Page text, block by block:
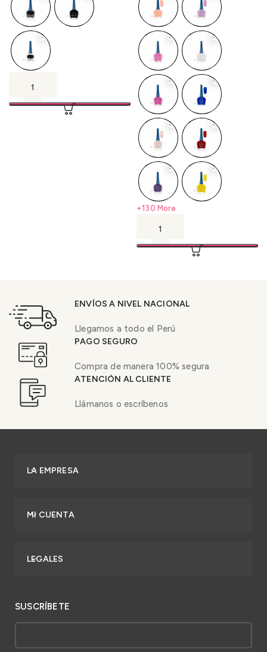
+130 More
ENVÍOS A NIVEL NACIONAL
Llegamos a todo el Perú
PAGO SEGURO
Compra de manera 100% segura
ATENCIÓN AL CLIENTE
Llámanos o escríbenos
LA EMPRESA
MI CUENTA
LEGALES
SUSCRÍBETE